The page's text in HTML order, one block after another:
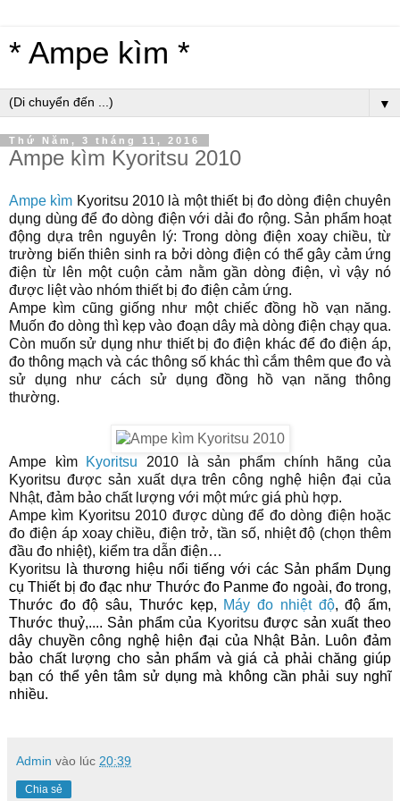
* Ampe kìm *
▼
Thứ Năm, 3 tháng 11, 2016
Ampe kìm Kyoritsu 2010
Ampe kìm Kyoritsu 2010 là một thiết bị đo dòng điện chuyên
dụng dùng để đo dòng điện với dải đo rộng. Sản phẩm hoạt
động dựa trên nguyên lý: Trong dòng điện xoay chiều, từ
trường biến thiên sinh ra bởi dòng điện có thể gây cảm ứng
điện từ lên một cuộn cảm nằm gần dòng điện, vì vậy nó
được liệt vào nhóm thiết bị đo điện cảm ứng.
Ampe kìm cũng giống như một chiếc đồng hồ vạn năng.
Muốn đo dòng thì kẹp vào đoạn dây mà dòng điện chạy qua.
Còn muốn sử dụng như thiết bị đo điện khác để đo điện áp,
đo thông mạch và các thông số khác thì cắm thêm que đo và
sử dụng như cách sử dụng đồng hồ vạn năng thông
thường.
Ampe kìm Kyoritsu 2010 là sản phẩm chính hãng của
Kyoritsu được sản xuất dựa trên công nghệ hiện đại của
Nhật, đảm bảo chất lượng với một mức giá phù hợp.
Ampe kìm Kyoritsu 2010 được dùng để đo dòng điện hoặc
đo điện áp xoay chiều, điện trở, tần số, nhiệt độ (chọn thêm
đầu đo nhiệt), kiểm tra dẫn điện…
Kyoritsu
là thương hiệu nổi tiếng với các Sản phẩm Dụng
cụ Thiết bị đo đạc như Thước đo Panme đo ngoài, đo trong,
Thước đo độ sâu, Thước kẹp, Máy đo nhiệt độ, độ ẩm,
Thước thuỷ,.... Sản phẩm của Kyoritsuđược sản xuất theo
dây chuyền công nghệ hiện đại của Nhật Bản. Luôn đảm
bảo chất lượng cho sản phẩm và giá cả phải chăng giúp
bạn có thể yên tâm sử dụng mà không cần phải suy nghĩ
nhiều.
Admin vào lúc 20:39
Chia sẻ